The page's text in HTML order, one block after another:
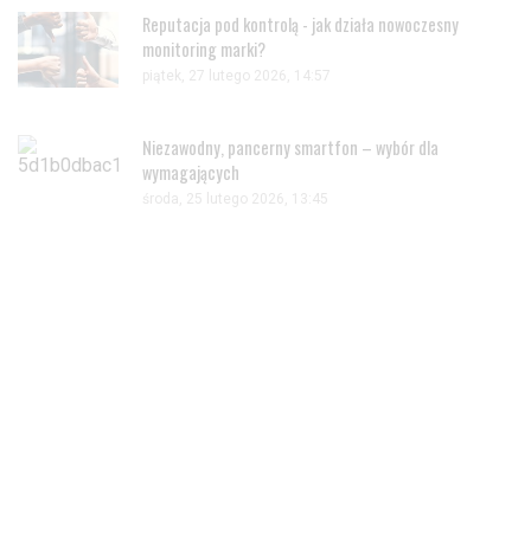
Reputacja pod kontrolą - jak działa nowoczesny
monitoring marki?
piątek, 27 lutego 2026, 14:57
Niezawodny, pancerny smartfon – wybór dla
wymagających
środa, 25 lutego 2026, 13:45